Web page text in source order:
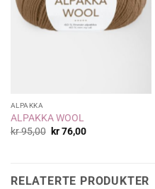
ALPAKKA
ALPAKKA WOOL
kr95,00 Opprinnelig
kr76,00Nåværende
RELATERTE PRODUKTER